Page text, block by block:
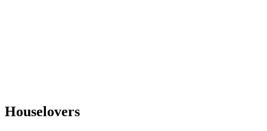
Houselovers